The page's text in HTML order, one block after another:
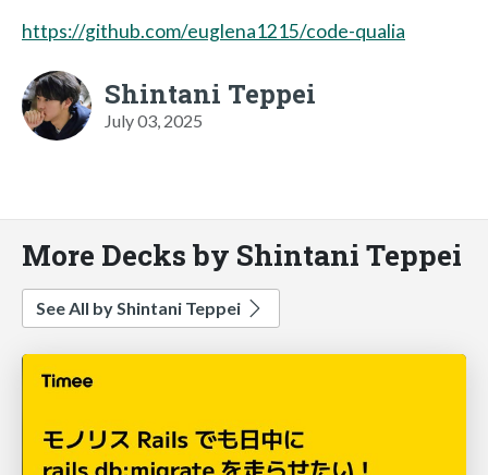
https://github.com/euglena1215/code-qualia
Shintani Teppei
July 03, 2025
More Decks by Shintani Teppei
See All by Shintani Teppei